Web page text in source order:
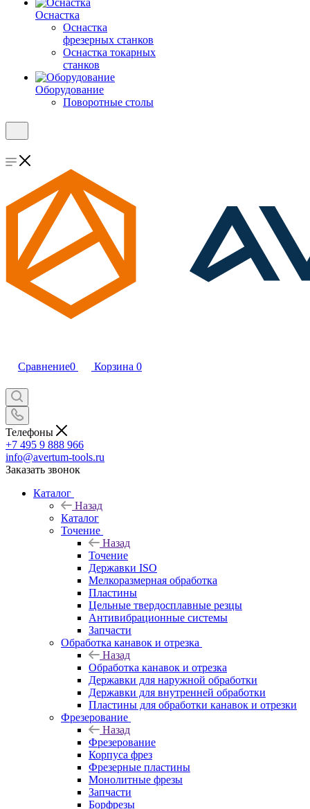
Оснастка
Оснастка
фрезерных станков
Оснастка токарных
станков
Оборудование
Поворотные столы
Сравнение0 Корзина 0
Телефоны
+7 495 9 888 966
info@avertum-tools.ru
Заказать звонок
Каталог
Назад
Каталог
Точение
Назад
Точение
Державки ISO
Мелкоразмерная обработка
Пластины
Цельные твердосплавные резцы
Антивибрационные системы
Запчасти
Обработка канавок и отрезка
Назад
Обработка канавок и отрезка
Державки для наружной обработки
Державки для внутренней обработки
Пластины для обработки канавок и отрезки
Фрезерование
Назад
Фрезерование
Корпуса фрез
Фрезерные пластины
Монолитные фрезы
Запчасти
Борфрезы